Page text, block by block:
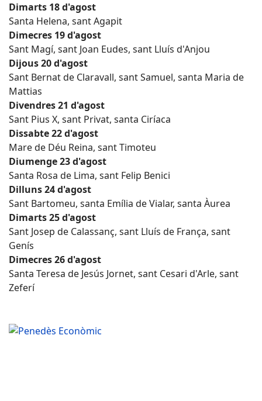
Dimarts 18 d'agost
Santa Helena, sant Agapit
Dimecres 19 d'agost
Sant Magí, sant Joan Eudes, sant Lluís d'Anjou
Dijous 20 d'agost
Sant Bernat de Claravall, sant Samuel, santa Maria de
Mattias
Divendres 21 d'agost
Sant Pius X, sant Privat, santa Ciríaca
Dissabte 22 d'agost
Mare de Déu Reina, sant Timoteu
Diumenge 23 d'agost
Santa Rosa de Lima, sant Felip Benici
Dilluns 24 d'agost
Sant Bartomeu, santa Emília de Vialar, santa Àurea
Dimarts 25 d'agost
Sant Josep de Calassanç, sant Lluís de França, sant
Genís
Dimecres 26 d'agost
Santa Teresa de Jesús Jornet, sant Cesari d'Arle, sant
Zeferí